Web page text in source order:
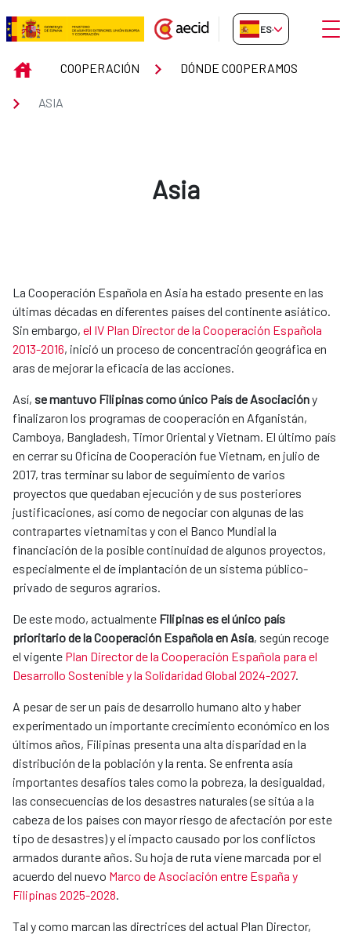
Saltar al contenido principal
Asia
ES-ES Abrir
INICIOCOOPERACIÓN DÓNDE COOPERAMOS
ASIA
Asia
​​​​​​La Cooperación Española en Asia ha estado presente en las
últimas décadas en diferentes países del continente asiático.
Sin embargo, el IV Plan Director de la Cooperación Española
2013-2016, inició un proceso de concentración geográfica en
aras de mejorar la eficacia de las acciones.
Así, se mantuvo Filipinas como único País de Asociacióny
finalizaron los programas de cooperación en Afganistán,
Camboya, Bangladesh, Timor Oriental y Vietnam. El último país
en cerrar su Oficina de Cooperación fue Vietnam, en julio de
2017, tras terminar su labor de seguimiento de varios
proyectos que quedaban ejecución y de sus posteriores
justificaciones, así como de negociar con algunas de las
contrapartes vietnamitas y con el Banco Mundial la
financiación de la posible continuidad de algunos proyectos,
especialmente el de implantación de un sistema público-
privado de seguros agrarios.
De este modo, actualmente Filipinas es el único país
prioritario de la Cooperación Española en Asia, según recoge
el vigente Plan Director de la Cooperación Española para el
Desarrollo Sostenible y la Solidaridad Global 2024-2027.
A pesar de ser un país de desarrollo humano alto y haber
experimentado un importante crecimiento económico en los
últimos años, Filipinas presenta una alta disparidad en la
distribución de la población y la renta. Se enfrenta asía
importantes desafíos tales como la pobreza, la desigualdad,
las consecuencias de los desastres naturales (se sitúa a la
cabeza de los países con mayor riesgo de afectación por este
tipo de desastres) y el impacto causado por los conflictos
armados durante años. Su hoja de ruta viene marcada por el
acuerdo del nuevo Marco de Asociación entre España y
Filipinas 2025-2028.
Tal y como marcan las directrices del actual Plan Director,